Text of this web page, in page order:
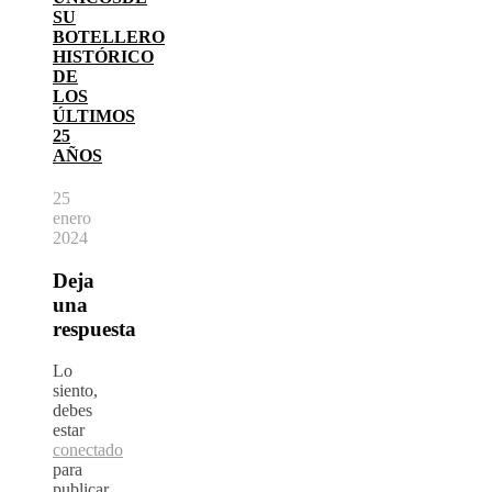
SU
BOTELLERO
HISTÓRICO
DE
LOS
ÚLTIMOS
25
AÑOS
25
enero
2024
Deja
una
respuesta
Lo
siento,
debes
estar
conectado
para